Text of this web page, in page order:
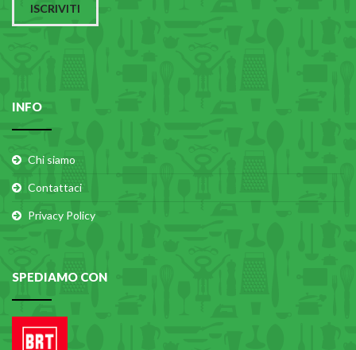
ISCRIVITI
INFO
Chi siamo
Contattaci
Privacy Policy
SPEDIAMO CON